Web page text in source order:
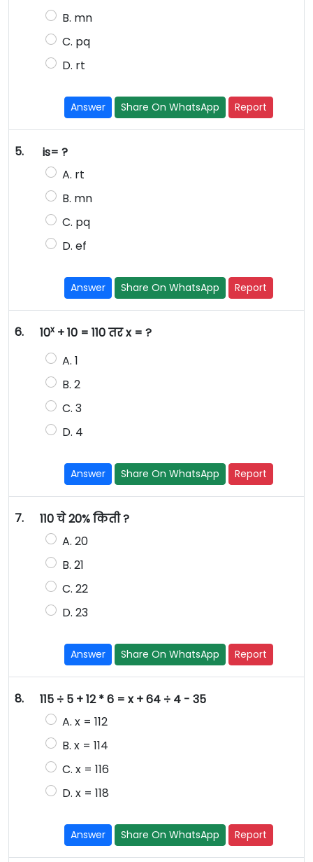
B. mn
C. pq
D. rt
Answer Share On WhatsApp Report
5.
is= ?
A. rt
B. mn
C. pq
D. ef
Answer Share On WhatsApp Report
6. 10x+ 10 = 110 तर x = ?
A. 1
B. 2
C. 3
D. 4
Answer Share On WhatsApp Report
7.
110 चे 20% किती ?
A. 20
B. 21
C. 22
D. 23
Answer Share On WhatsApp Report
8.
115 ÷ 5 + 12 * 6 = x + 64 ÷ 4 - 35
A. x = 112
B. x = 114
C. x = 116
D. x = 118
Answer Share On WhatsApp Report